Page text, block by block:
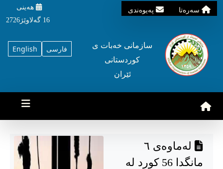
سه‌ره‌تا په‌یوه‌ندی
هه‌ینی
16 گه‌لاوێژ2726
English فارسی
سازمانی خه‌بات ی
کوردستانی
ئێران
لەماوەی ٦
مانگدا 56 کورد لە